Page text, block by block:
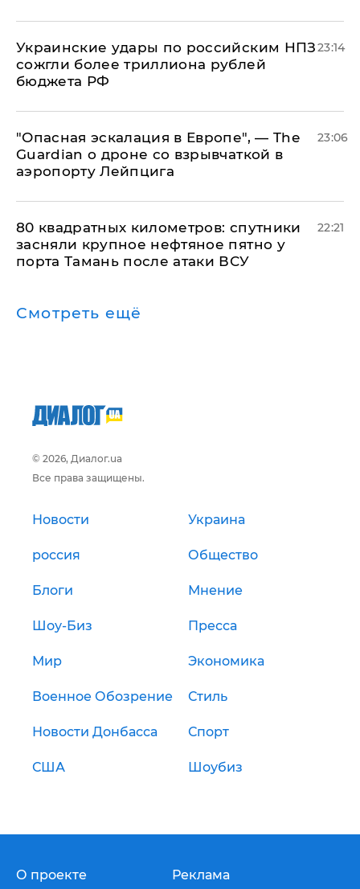
Украинские удары по российским НПЗ
сожгли более триллиона рублей
бюджета РФ
23:14
"Опасная эскалация в Европе", — The
Guardian о дроне со взрывчаткой в
аэропорту Лейпцига
23:06
80 квадратных километров: спутники
засняли крупное нефтяное пятно у
порта Тамань после атаки ВСУ
22:21
Смотреть ещё
© 2026, Диалог.ua
Все права защищены.
Новости Украина
россия Общество
Блоги Мнение
Шоу-Биз Пресса
Мир Экономика
Военное Обозрение Стиль
Новости Донбасса Спорт
США Шоубиз
О проекте Реклама